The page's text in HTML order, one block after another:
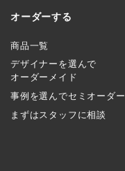
オーダーする
商品一覧
デザイナーを選んで
オーダーメイド
事例を選んでセミオーダー
まずはスタッフに相談